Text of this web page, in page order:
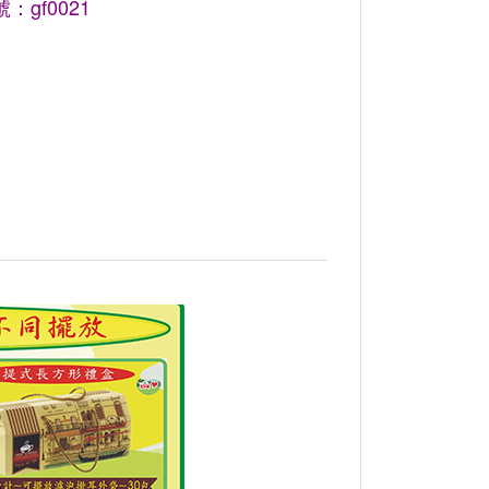
：gf0021